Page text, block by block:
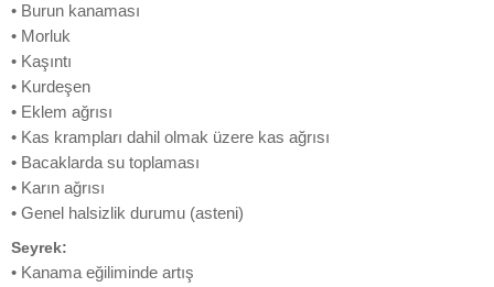
• Burun kanaması
• Morluk
• Kaşıntı
• Kurdeşen
• Eklem ağrısı
• Kas krampları dahil olmak üzere kas ağrısı
• Bacaklarda su toplaması
• Karın ağrısı
• Genel halsizlik durumu (asteni)
Seyrek:
• Kanama eğiliminde artış